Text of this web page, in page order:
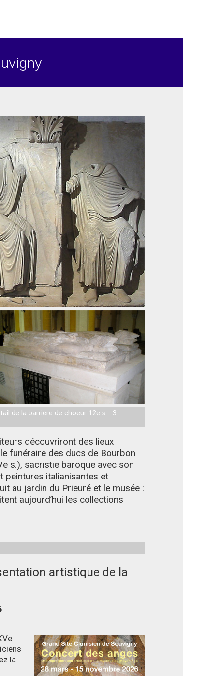
de la barrière de choeur 12e s. 3.
découvriront des lieux
funéraire des ducs de Bourbon
s.), sacristie baroque avec son
peintures italianisantes et
au jardin du Prieuré et le musée :
aujourd’hui les collections
artistique de la
la